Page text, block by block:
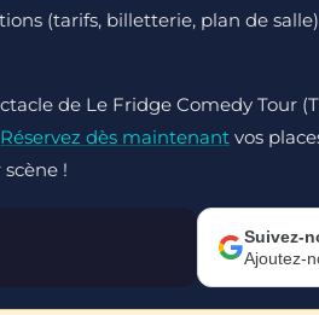
(tarifs, billetterie, plan de
de Le Fridge Comedy Tour
Réservez dès maintenant vos
!
Suivez-
Ajoutez-